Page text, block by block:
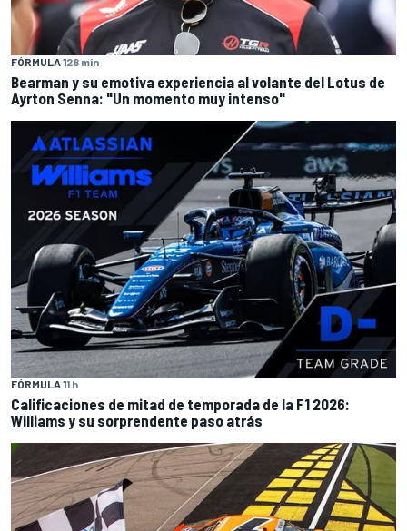
FÓRMULA 128 min
Bearman y su emotiva experiencia al volante del Lotus de
Ayrton Senna: "Un momento muy intenso"
FÓRMULA 11 h
Calificaciones de mitad de temporada de la F1 2026:
Williams y su sorprendente paso atrás